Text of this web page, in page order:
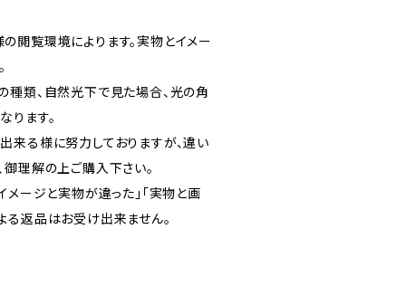
閲覧環境によります。実物とイメー
種類、自然光下で見た場合、光の角
ります。
来る様に努力しておりますが、違い
理解の上ご購入下さい。
メージと実物が違った｣｢実物と画
返品はお受け出来ません。